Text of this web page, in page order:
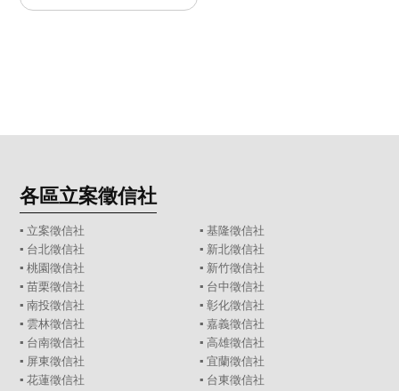
各區立案徵信社
▪ 立案徵信社 ▪ 基隆徵信社
▪ 台北徵信社 ▪ 新北徵信社
▪桃園徵信社 ▪ 新竹徵信社
▪苗栗徵信社 ▪ 台中徵信社
▪南投徵信社 ▪ 彰化徵信社
▪ 雲林徵信社 ▪ 嘉義徵信社
▪ 台南徵信社 ▪ 高雄徵信社
▪ 屏東徵信社 ▪ 宜蘭徵信社
▪花蓮徵信社 ▪ 台東徵信社